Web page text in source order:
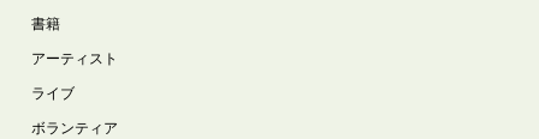
書籍
アーティスト
ライブ
ボランティア